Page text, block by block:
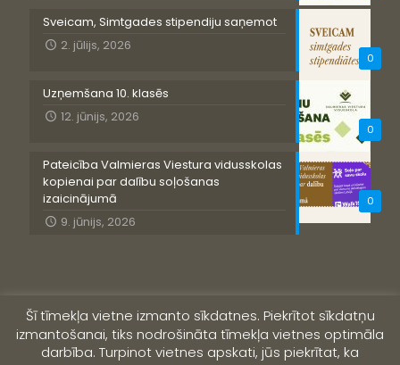
0
Sveicam, Simtgades stipendiju saņemot
2. jūlijs, 2026
0
Uzņemšana 10. klasēs
12. jūnijs, 2026
0
Pateicība Valmieras Viestura vidusskolas
kopienai par dalību soļošanas
izaicinājumā
9. jūnijs, 2026
Šī tīmekļa vietne izmanto sīkdatnes. Piekrītot sīkdatņu
izmantošanai, tiks nodrošināta tīmekļa vietnes optimāla
darbība. Turpinot vietnes apskati, jūs piekrītat, ka